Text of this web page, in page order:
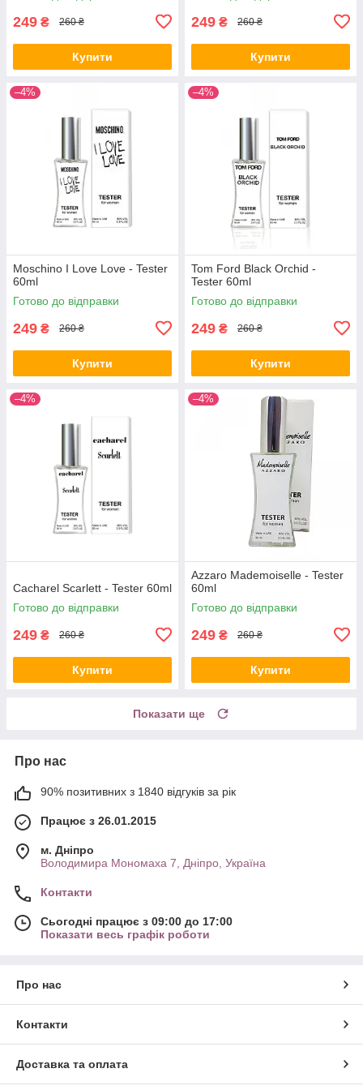
249 ₴ 260 ₴
Купити
249 ₴ 260 ₴
Купити
–4%
Moschino I Love Love - Tester
60ml
Готово до відправки
249 ₴ 260 ₴
Купити
–4%
Tom Ford Black Orchid -
Tester 60ml
Готово до відправки
249 ₴ 260 ₴
Купити
–4%
Cacharel Scarlett - Tester 60ml
Готово до відправки
249 ₴ 260 ₴
Купити
–4%
Azzaro Mademoiselle - Tester
60ml
Готово до відправки
249 ₴ 260 ₴
Купити
Показати ще
Про нас
90% позитивних з 1840 відгуків за рік
Працює з 26.01.2015
м. Дніпро
Володимира Мономаха 7, Дніпро, Україна
Контакти
Сьогодні працює з 09:00 до 17:00
Показати весь графік роботи
Про нас
Контакти
Доставка та оплата